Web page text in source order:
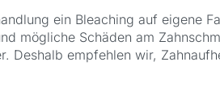
ein Bleaching auf eigene
mögliche Schäden am
Deshalb empfehlen wir,